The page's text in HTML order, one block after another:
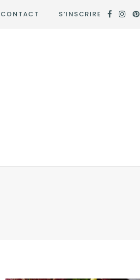
CONTACT S’INSCRIRE